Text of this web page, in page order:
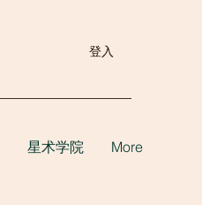
登入
星术学院 More